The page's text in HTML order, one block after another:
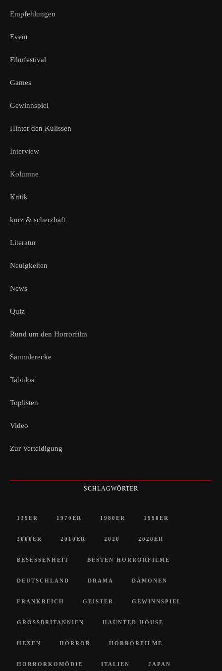
Empfehlungen
Event
Filmfestival
Games
Gewinnspiel
Hinter den Kulissen
Interview
Kolumne
Kritik
kurz & scherzhaft
Literatur
Neuigkeiten
News
Quiz
Rund um den Horrorfilm
Sammlerecke
Tabulos
Toplisten
Video
Zur Verteidigung
SCHLAGWÖRTER
139ER 1970ER 1980ER 1990ER
2000ER 2010ER 2020 2020ER
BESESSENHEIT BESTEN HORRORFILME
DEUTSCHLAND DRAMA DÄMONEN
FRANKREICH GEISTER GEWINNSPIEL
GROSSBRITANNIEN HAUNTED HOUSE
HEXEN HORROR HORRORFILME
HORRORKOMÖDIE ITALIEN JAPAN